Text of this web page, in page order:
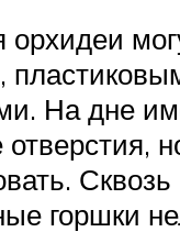
орхидеи
На дне
Сквозь
горшки